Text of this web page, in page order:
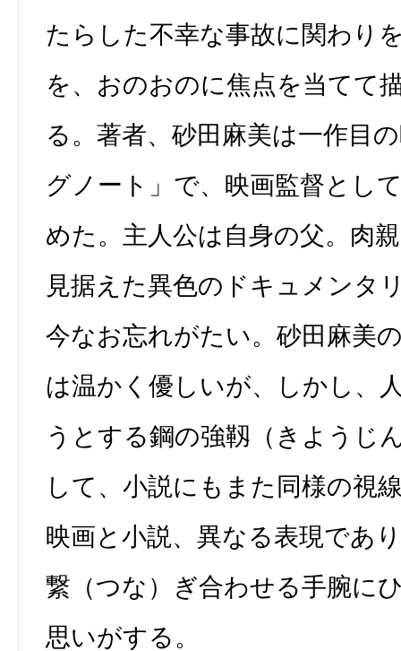
たらした不幸な事故に関わり
を、おのおのに焦点を当てて
る。著者、砂田麻美は一作目
グノート」で、映画監督とし
めた。主人公は自身の父。肉
見据えた異色のドキュメンタ
今なお忘れがたい。砂田麻美
は温かく優しいが、しかし、
うとする鋼の強靱（きようじ
して、小説にもまた同様の視
映画と小説、異なる表現であ
繋（つな）ぎ合わせる手腕に
思いがする。